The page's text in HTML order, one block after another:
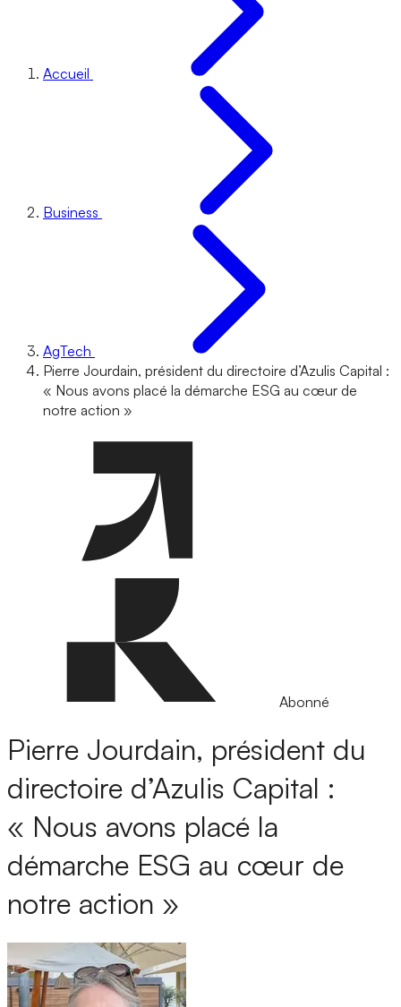
Accueil
Business
AgTech
Pierre Jourdain, président du directoire d’Azulis Capital :
« Nous avons placé la démarche ESG au cœur de
notre action »
Abonné
Pierre Jourdain, président du
directoire d’Azulis Capital :
« Nous avons placé la
démarche ESG au cœur de
notre action »